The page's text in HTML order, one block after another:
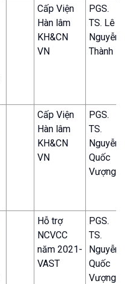
Cấp Viện
Hàn lâm
KH&CN
VN
PGS.
TS. Lê
Nguyễn
Thành
Cấp Viện
Hàn lâm
KH&CN
VN
PGS.
TS.
Nguyễn
Quốc
Vượng
Hỗ trợ
NCVCC
năm 2021-
VAST
PGS.
TS.
Nguyễn
Quốc
Vượng